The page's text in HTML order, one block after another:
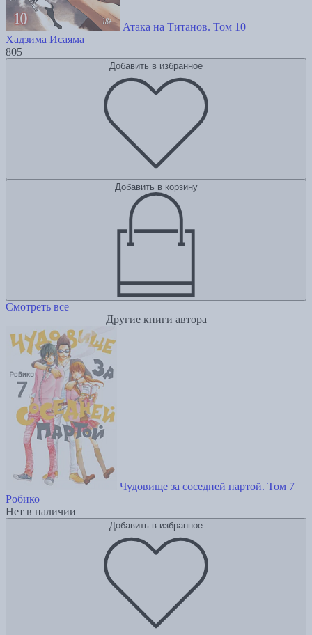
Атака на Титанов. Том 10
Хадзима Исаяма
805
Добавить в избранное
Добавить в корзину
Смотреть все
Другие книги автора
Чудовище за соседней партой. Том 7
Робико
Нет в наличии
Добавить в избранное